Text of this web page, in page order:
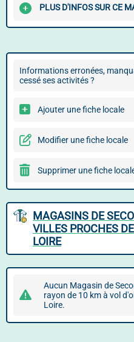
PLUS D'INFOS SUR CE
Informations erronées,
cessé ses activités ?
Ajouter une fiche locale
Modifier une fiche locale
Supprimer une fiche
MAGASINS DE
VILLES PROCHES
LOIRE
Aucun Magasin de
rayon de 10 km à vol
Loire.